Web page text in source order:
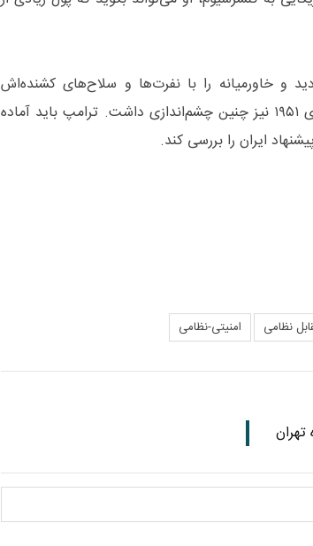
و خاورمیانه را با نفرت‌ها و سلاح‌های کشنده‌اش
مشاهده کرد که به سمت یک جنگ بزرگ حرکت می‌کند. اروپای ۱۹۵۱ نیز چنین چشم‌اندازی داشت. ترامپ باید آماده
ایران را بررسی کند.
نظامی امنیتی-نظامی
تهران